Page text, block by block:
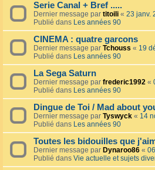
Serie Canal + Bref .....
Dernier message par titoili « 23 janv.
Publié dans Les années 90
CINEMA : quatre garcons
Dernier message par Tchouss « 19
Publié dans Les années 90
La Sega Saturn
Dernier message par frederic1992 «
Publié dans Les années 90
Dingue de Toi / Mad about
Dernier message par Tyswyck « 14
Publié dans Les années 90
Toutes les bidouilles que
Dernier message par Dynaroo86 «
Publié dans Vie actuelle et sujets